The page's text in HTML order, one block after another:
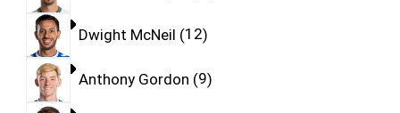
Dwight McNeil 12
Anthony Gordon 9